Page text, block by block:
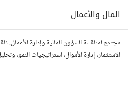
المال والأعمال
مجتمع لمناقشة الشؤون المالية وإدارة الأعمال.
الاستثمار، إدارة الأموال، استراتيجيات النمو،